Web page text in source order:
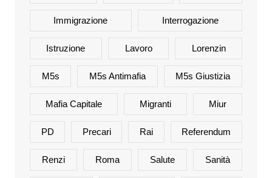
Immigrazione Interrogazione
Istruzione Lavoro Lorenzin
M5s M5s Antimafia M5s Giustizia
Mafia Capitale Migranti Miur
PD Precari Rai Referendum
Renzi Roma Salute Sanità